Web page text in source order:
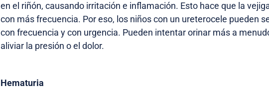
en el riñón, causando irritación e inflamación. Esto hace que la
con más frecuencia. Por eso, los niños con un ureterocele pueden
con frecuencia y con urgencia. Pueden intentar orinar más a
aliviar la presión o el dolor.
Hematuria